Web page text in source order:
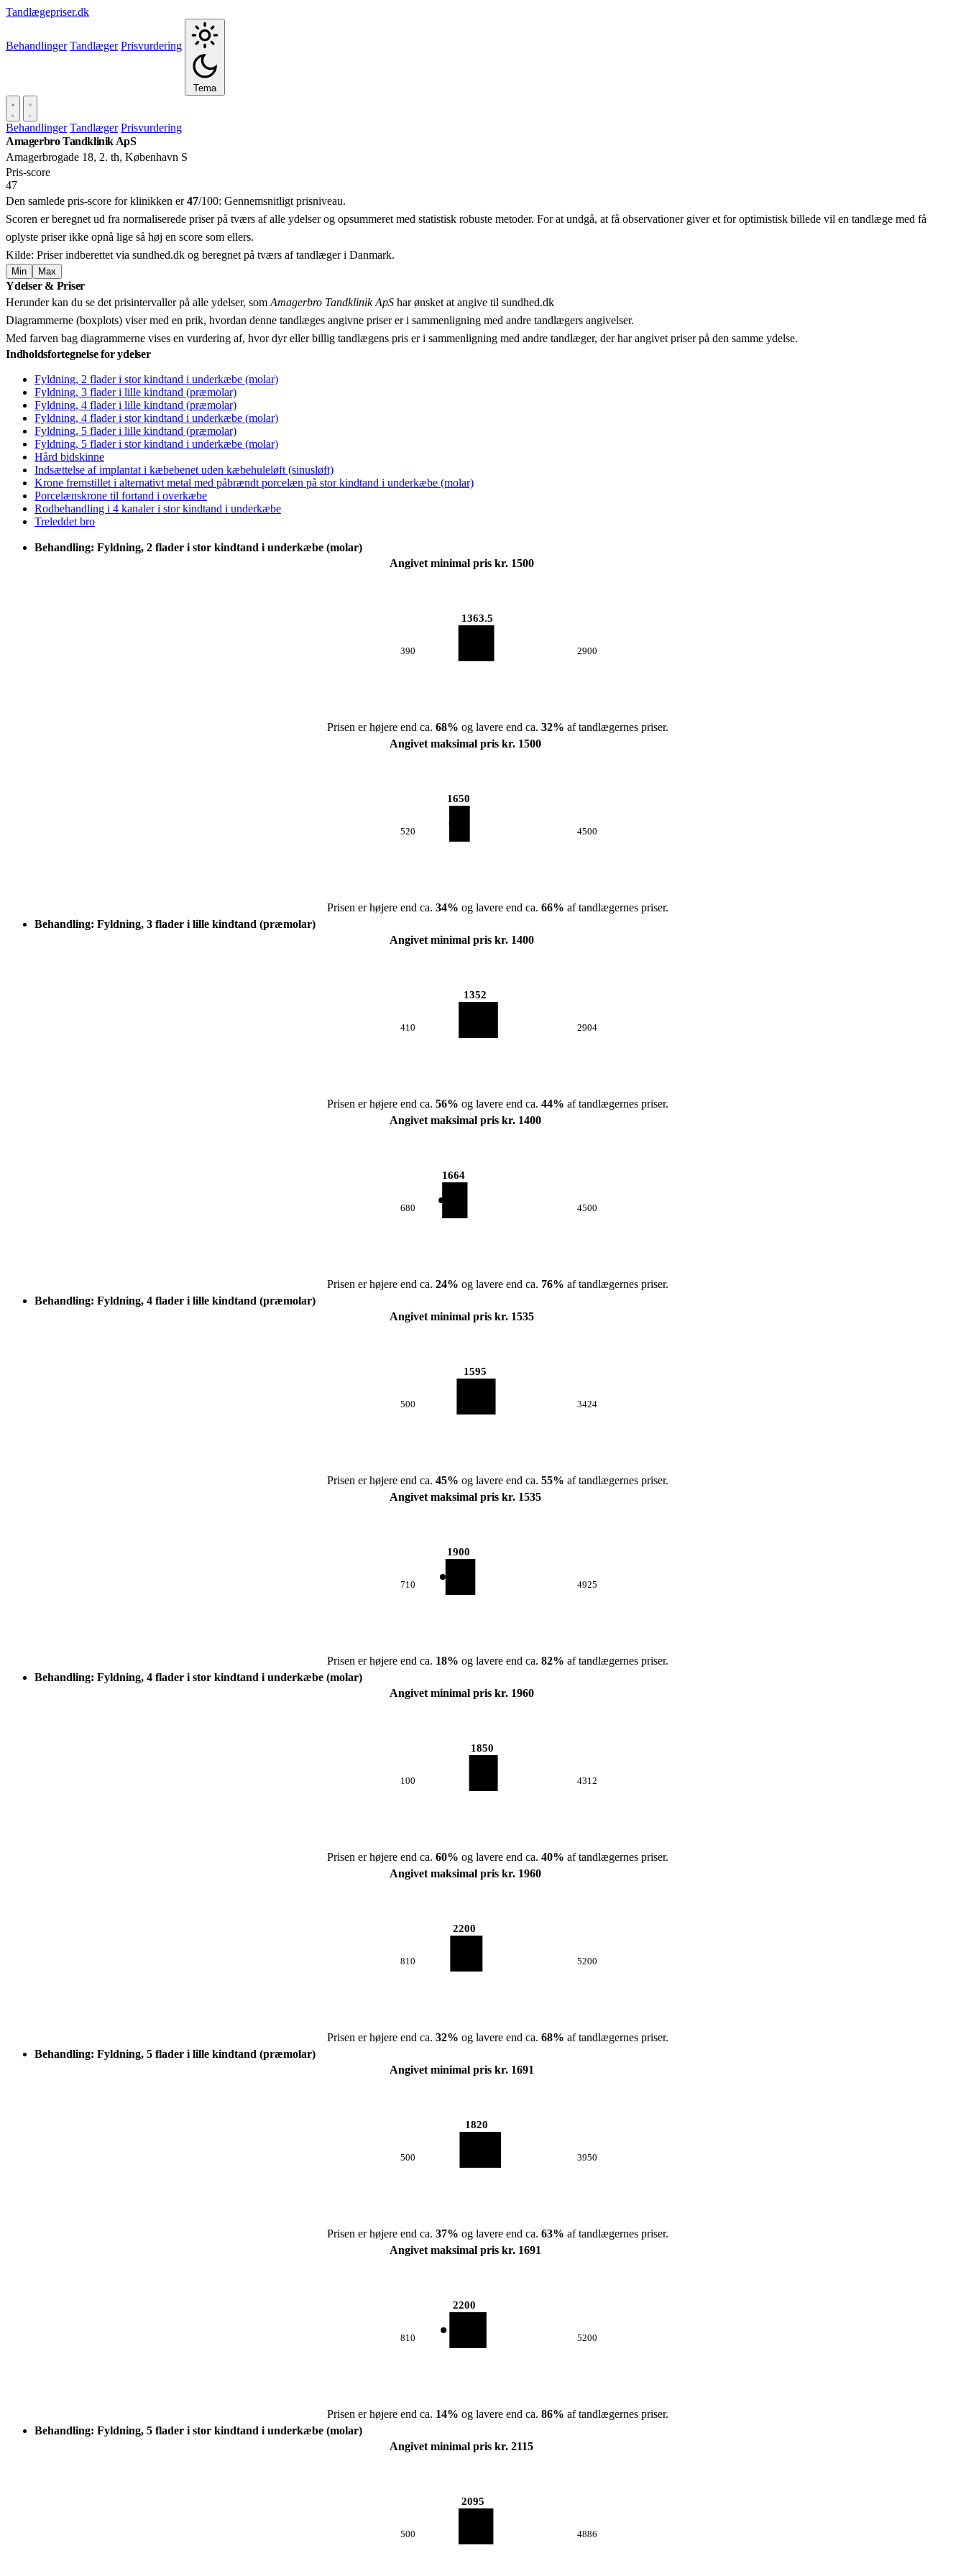
Tandlægepriser.dk
Behandlinger Tandlæger Prisvurdering
Tema
Behandlinger Tandlæger Prisvurdering
Amagerbro Tandklinik ApS
Amagerbrogade 18, 2. th, København S
Pris‑score
47
Den samlede pris-score for klinikken er47/100: Gennemsnitligt prisniveau.
Scoren er beregnet ud fra normaliserede priser på tværs af alle ydelser og opsummeret med statistisk robuste metoder. For at undgå, at få observationer giver et for optimistisk billede vil en tandlæge med få
oplyste priser ikke opnå lige så høj en score som ellers.
Kilde: Priser indberettet via sundhed.dk og beregnet på tværs af tandlæger i Danmark.
Min Max
+
−
Ydelser & Priser
Herunder kan du se det prisintervaller på alle ydelser, som Amagerbro Tandklinik ApS har ønsket at angive til sundhed.dk
Diagrammerne (boxplots) viser med en prik, hvordan denne tandlæges angivne priser er i sammenligning med andre tandlægers angivelser.
Med farven bag diagrammerne vises en vurdering af, hvor dyr eller billig tandlægens pris er i sammenligning med andre tandlæger, der har angivet priser på den samme ydelse.
Indholdsfortegnelse for ydelser
Fyldning, 2 flader i stor kindtand i underkæbe (molar)
Fyldning, 3 flader i lille kindtand (præmolar)
Fyldning, 4 flader i lille kindtand (præmolar)
Fyldning, 4 flader i stor kindtand i underkæbe (molar)
Fyldning, 5 flader i lille kindtand (præmolar)
Fyldning, 5 flader i stor kindtand i underkæbe (molar)
Hård bidskinne
Indsættelse af implantat i kæbebenet uden kæbehuleløft (sinusløft)
Krone fremstillet i alternativt metal med påbrændt porcelæn på stor kindtand i underkæbe (molar)
Porcelænskrone til fortand i overkæbe
Rodbehandling i 4 kanaler i stor kindtand i underkæbe
Treleddet bro
Behandling: Fyldning, 2 flader i stor kindtand i underkæbe (molar)
Angivet minimal pris kr. 1500
390
1363.5
2900
Prisen er højere end ca. 68% og lavere end ca. 32% af tandlægernes priser.
Angivet maksimal pris kr. 1500
520
1650
4500
Prisen er højere end ca. 34% og lavere end ca. 66% af tandlægernes priser.
Behandling: Fyldning, 3 flader i lille kindtand (præmolar)
Angivet minimal pris kr. 1400
410
1352
2904
Prisen er højere end ca. 56% og lavere end ca. 44% af tandlægernes priser.
Angivet maksimal pris kr. 1400
680
1664
4500
Prisen er højere end ca. 24% og lavere end ca. 76% af tandlægernes priser.
Behandling: Fyldning, 4 flader i lille kindtand (præmolar)
Angivet minimal pris kr. 1535
500
1595
3424
Prisen er højere end ca. 45% og lavere end ca. 55% af tandlægernes priser.
Angivet maksimal pris kr. 1535
710
1900
4925
Prisen er højere end ca. 18% og lavere end ca. 82% af tandlægernes priser.
Behandling: Fyldning, 4 flader i stor kindtand i underkæbe (molar)
Angivet minimal pris kr. 1960
100
1850
4312
Prisen er højere end ca. 60% og lavere end ca. 40% af tandlægernes priser.
Angivet maksimal pris kr. 1960
810
2200
5200
Prisen er højere end ca. 32% og lavere end ca. 68% af tandlægernes priser.
Behandling: Fyldning, 5 flader i lille kindtand (præmolar)
Angivet minimal pris kr. 1691
500
1820
3950
Prisen er højere end ca. 37% og lavere end ca. 63% af tandlægernes priser.
Angivet maksimal pris kr. 1691
810
2200
5200
Prisen er højere end ca. 14% og lavere end ca. 86% af tandlægernes priser.
Behandling: Fyldning, 5 flader i stor kindtand i underkæbe (molar)
Angivet minimal pris kr. 2115
500
2095
4886